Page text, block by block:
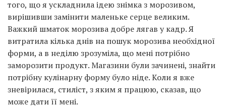
того, що я ускладнила ідею знімка з морозивом,
вирішивши замінити маленьке серце великим.
Важкий шматок морозива добре лягав у кадр. Я
витратила кілька днів на пошук морозива необхідної
форми, а в неділю зрозуміла, що мені потрібно
заморозити продукт. Магазини були зачинені, знайти
потрібну кулінарну форму було ніде. Коли я вже
зневірилася, стиліст, з яким я працюю, сказав, що
може дати її мені.